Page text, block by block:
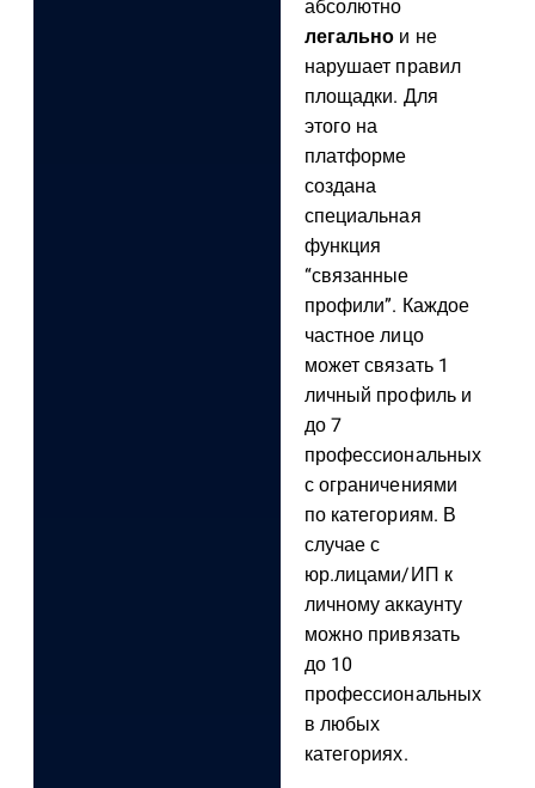
абсолютно
легально и не
нарушает правил
площадки. Для
этого на
платформе
создана
специальная
функция
“связанные
профили”. Каждое
частное лицо
может связать 1
личный профиль и
до 7
профессиональных
с ограничениями
по категориям. В
случае с
юр.лицами/ИП к
личному аккаунту
можно привязать
до 10
профессиональных
в любых
категориях.